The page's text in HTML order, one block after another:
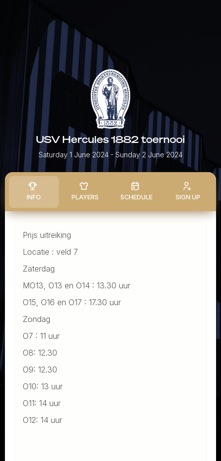
USV Hercules 1882 toernooi
Saturday 1 June 2024 - Sunday 2 June 2024
INFO PLAYERS SCHEDULE SIGN UP
Prijs uitreiking
Locatie : veld 7
Zaterdag
MO13, O13 en O14 : 13.30 uur
O15, O16 en O17 : 17.30 uur
Zondag
O7 : 11 uur
O8: 12.30
O9: 12.30
O10: 13 uur
O11: 14 uur
O12: 14 uur